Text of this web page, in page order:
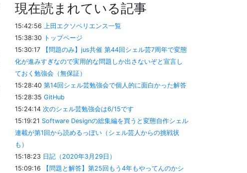
現在読まれている記事
15:42:56 上田エクソペリエンス一覧
15:38:30 トップページ
15:30:17
【問題のみ】jus共催 第44回シェル芸7周年で変態
化が進みすぎなので実用的な問題しか出さないぞと宣言し
ておく勉強会（無保証）
15:28:40 第14回シェル芸勉強会で個人的に面白かった解答
15:28:35 GitHub
15:24:14 次のシェル芸勉強会は6/15です
15:19:21 Software Designの総集編を買うと変態自作シェル
連載が第1回から読めるっぽい（シェル芸人からの挑戦状
も）
15:18:23 日記（2020年3月29日）
15:09:16
【問題と解答】第25回もう4年もやってんのかシ